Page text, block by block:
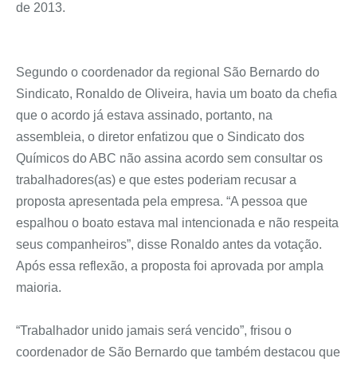
de 2013.
Segundo o coordenador da regional São Bernardo do
Sindicato, Ronaldo de Oliveira, havia um boato da chefia
que o acordo já estava assinado, portanto, na
assembleia, o diretor enfatizou que o Sindicato dos
Químicos do ABC não assina acordo sem consultar os
trabalhadores(as) e que estes poderiam recusar a
proposta apresentada pela empresa. “A pessoa que
espalhou o boato estava mal intencionada e não respeita
seus companheiros”, disse Ronaldo antes da votação.
Após essa reflexão, a proposta foi aprovada por ampla
maioria.
“Trabalhador unido jamais será vencido”, frisou o
coordenador de São Bernardo que também destacou que